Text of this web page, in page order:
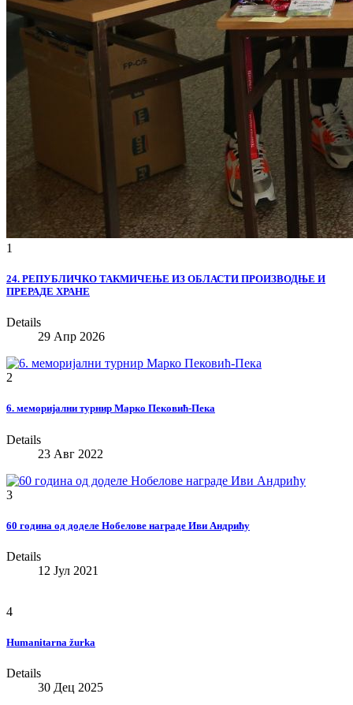
1
24. РЕПУБЛИЧКО ТАКМИЧЕЊЕ ИЗ ОБЛАСТИ ПРОИЗВОДЊЕ И
ПРЕРАДЕ ХРАНЕ
Details
29 Апр 2026
2
6. меморијални турнир Марко Пековић-Пека
Details
23 Авг 2022
3
60 година од доделе Нобелове награде Иви Андрићу
Details
12 Јул 2021
4
Humanitarna žurka
Details
30 Дец 2025